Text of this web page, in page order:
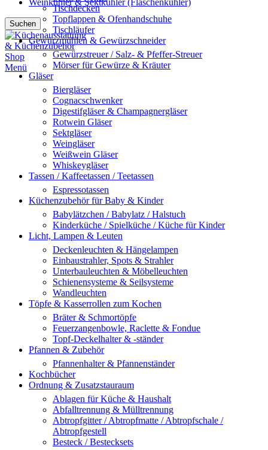
Weinkühler & Sektkühler (Flaschenkühler)
Suchen
Menü
Tischdecken
Topflappen & Ofenhandschuhe
Tischläufer
Gewürzmühlen & Gewürzschneider
Gewürzstreuer / Salz- & Pfeffer-Streuer
Mörser für Gewürze & Kräuter
Gläser
Biergläser
Cognacschwenker
Digestifgläser & Champagnergläser
Rotwein Gläser
Sektgläser
Weingläser
Weißwein Gläser
Whiskeygläser
Tassen / Kaffeetassen / Teetassen
Espressotassen
Küchenzubehör für Baby & Kinder
Babylätzchen / Babylatz / Halstuch
Kinderküche / Spielküche / Küche für Kinder
Licht, Lampen & Leuten
Deckenleuchten & Hängelampen
Einbaustrahler, Spots & Strahler
Unterbauleuchten & Möbelleuchten
Schienensysteme & Seilsysteme
Wandleuchten
Töpfe & Kasserrollen zum Kochen
Bräter & Schmortöpfe
Feuerzangenbowle, Raclette & Fondue
Topf-Deckelhalter & -ständer
Pfannen & Zubehör
Pfannenhalter & Pfannenständer
Kochbücher
Ordnung & Zusatzstauraum
Ablagen für Küche & Haushalt
Abfalltrennung & Mülltrennung
Abtropfgitter / Abtropfmatte / Abtropfschale /
Abtropfgestell
Besteck / Bestecksets